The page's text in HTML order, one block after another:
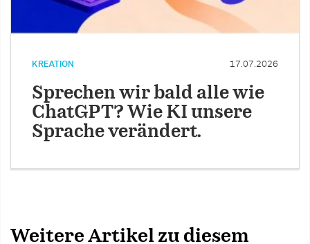
KREATION 17.07.2026
Sprechen wir bald alle wie
ChatGPT? Wie KI unsere
Sprache verändert.
Weitere Artikel zu diesem